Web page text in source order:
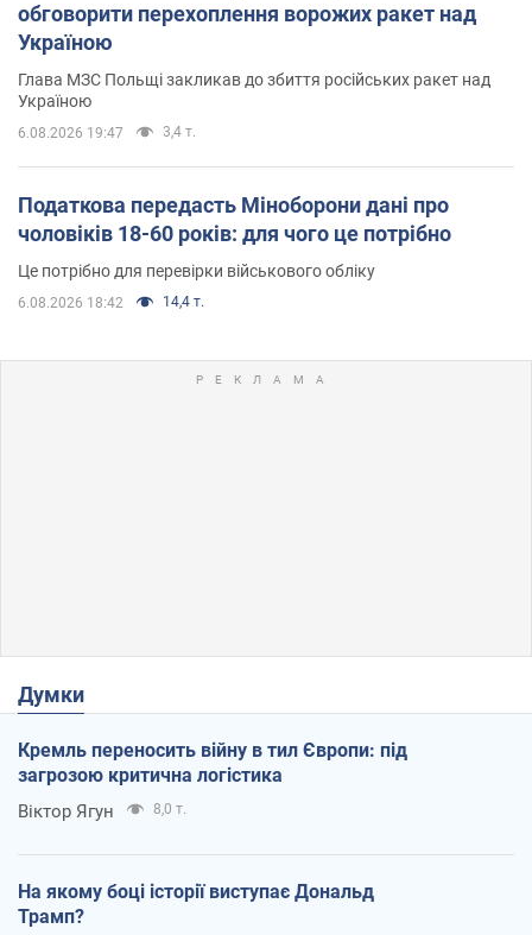
обговорити перехоплення ворожих ракет над
Україною
Глава МЗС Польщі закликав до збиття російських ракет над
Україною
6.08.2026 19:47 3,4 т.
Податкова передасть Міноборони дані про
чоловіків 18-60 років: для чого це потрібно
Це потрібно для перевірки військового обліку
6.08.2026 18:42 14,4 т.
Думки
Кремль переносить війну в тил Європи: під
загрозою критична логістика
Віктор Ягун 8,0 т.
На якому боці історії виступає Дональд
Трамп?